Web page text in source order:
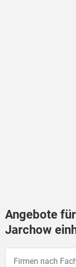
Angebote
Jarchow